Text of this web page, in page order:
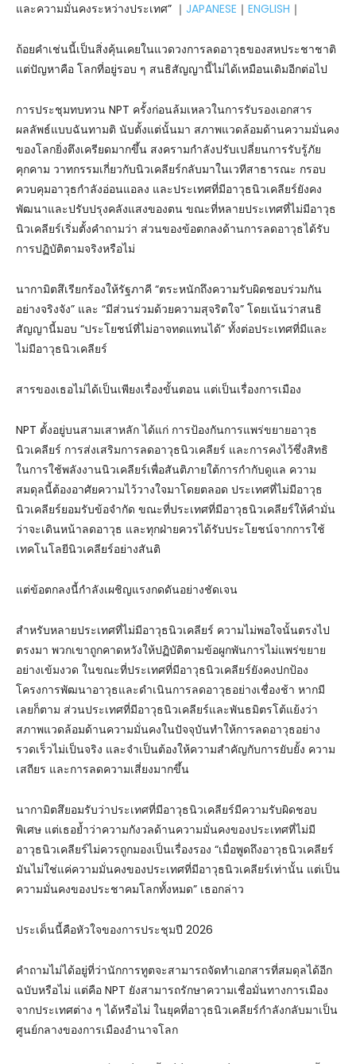
และความมั่นคงระหว่างประเทศ” ｜ JAPANESE ｜ ENGLISH ｜
ถ้อยคำเช่นนี้เป็นสิ่งคุ้นเคยในแวดวงการลดอาวุธของสหประชาชาติ
แต่ปัญหาคือ โลกที่อยู่รอบ ๆ สนธิสัญญานี้ไม่ได้เหมือนเดิมอีกต่อไป
การประชุมทบทวน NPT ครั้งก่อนล้มเหลวในการรับรองเอกสาร
ผลลัพธ์แบบฉันทามติ นับตั้งแต่นั้นมา สภาพแวดล้อมด้านความมั่นคง
ของโลกยิ่งตึงเครียดมากขึ้น สงครามกำลังปรับเปลี่ยนการรับรู้ภัย
คุกคาม วาทกรรมเกี่ยวกับนิวเคลียร์กลับมาในเวทีสาธารณะ กรอบ
ควบคุมอาวุธกำลังอ่อนแอลง และประเทศที่มีอาวุธนิวเคลียร์ยังคง
พัฒนาและปรับปรุงคลังแสงของตน ขณะที่หลายประเทศที่ไม่มีอาวุธ
นิวเคลียร์เริ่มตั้งคำถามว่า ส่วนของข้อตกลงด้านการลดอาวุธได้รับ
การปฏิบัติตามจริงหรือไม่
นากามิตสึเรียกร้องให้รัฐภาคี “ตระหนักถึงความรับผิดชอบร่วมกัน
อย่างจริงจัง” และ “มีส่วนร่วมด้วยความสุจริตใจ” โดยเน้นว่าสนธิ
สัญญานี้มอบ “ประโยชน์ที่ไม่อาจทดแทนได้” ทั้งต่อประเทศที่มีและ
ไม่มีอาวุธนิวเคลียร์
สารของเธอไม่ได้เป็นเพียงเรื่องขั้นตอน แต่เป็นเรื่องการเมือง
NPT ตั้งอยู่บนสามเสาหลัก ได้แก่ การป้องกันการแพร่ขยายอาวุธ
นิวเคลียร์ การส่งเสริมการลดอาวุธนิวเคลียร์ และการคงไว้ซึ่งสิทธิ
ในการใช้พลังงานนิวเคลียร์เพื่อสันติภายใต้การกำกับดูแล ความ
สมดุลนี้ต้องอาศัยความไว้วางใจมาโดยตลอด ประเทศที่ไม่มีอาวุธ
นิวเคลียร์ยอมรับข้อจำกัด ขณะที่ประเทศที่มีอาวุธนิวเคลียร์ให้คำมั่น
ว่าจะเดินหน้าลดอาวุธ และทุกฝ่ายควรได้รับประโยชน์จากการใช้
เทคโนโลยีนิวเคลียร์อย่างสันติ
แต่ข้อตกลงนี้กำลังเผชิญแรงกดดันอย่างชัดเจน
สำหรับหลายประเทศที่ไม่มีอาวุธนิวเคลียร์ ความไม่พอใจนั้นตรงไป
ตรงมา พวกเขาถูกคาดหวังให้ปฏิบัติตามข้อผูกพันการไม่แพร่ขยาย
อย่างเข้มงวด ในขณะที่ประเทศที่มีอาวุธนิวเคลียร์ยังคงปกป้อง
โครงการพัฒนาอาวุธและดำเนินการลดอาวุธอย่างเชื่องช้า หากมี
เลยก็ตาม ส่วนประเทศที่มีอาวุธนิวเคลียร์และพันธมิตรโต้แย้งว่า
สภาพแวดล้อมด้านความมั่นคงในปัจจุบันทำให้การลดอาวุธอย่าง
รวดเร็วไม่เป็นจริง และจำเป็นต้องให้ความสำคัญกับการยับยั้ง ความ
เสถียร และการลดความเสี่ยงมากขึ้น
นากามิตสึยอมรับว่าประเทศที่มีอาวุธนิวเคลียร์มีความรับผิดชอบ
พิเศษ แต่เธอย้ำว่าความกังวลด้านความมั่นคงของประเทศที่ไม่มี
อาวุธนิวเคลียร์ไม่ควรถูกมองเป็นเรื่องรอง “เมื่อพูดถึงอาวุธนิวเคลียร์
มันไม่ใช่แค่ความมั่นคงของประเทศที่มีอาวุธนิวเคลียร์เท่านั้น แต่เป็น
ความมั่นคงของประชาคมโลกทั้งหมด” เธอกล่าว
ประเด็นนี้คือหัวใจของการประชุมปี 2026
คำถามไม่ได้อยู่ที่ว่านักการทูตจะสามารถจัดทำเอกสารที่สมดุลได้อีก
ฉบับหรือไม่ แต่คือ NPT ยังสามารถรักษาความเชื่อมั่นทางการเมือง
จากประเทศต่าง ๆ ได้หรือไม่ ในยุคที่อาวุธนิวเคลียร์กำลังกลับมาเป็น
ศูนย์กลางของการเมืองอำนาจโลก